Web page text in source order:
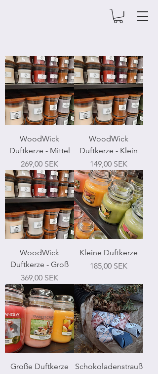
WoodWick
Duftkerze - Mittel
Preis
269,00 SEK
WoodWick
Duftkerze - Klein
Preis
149,00 SEK
WoodWick
Duftkerze - Groß
Preis
369,00 SEK
Kleine Duftkerze
Preis
185,00 SEK
Große Duftkerze
Schokoladenstrauß